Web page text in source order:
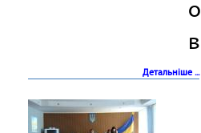
Детальніше ...